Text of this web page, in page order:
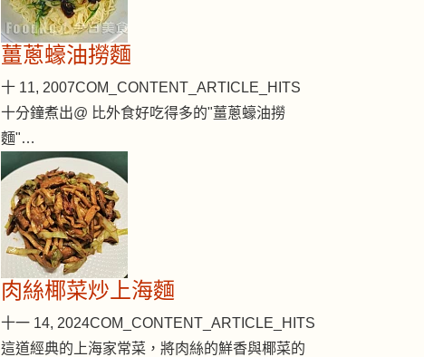
薑蔥蠔油撈麵
十 11, 2007COM_CONTENT_ARTICLE_HITS
十分鐘煮出@ 比外食好吃得多的"薑蔥蠔油撈
麵"…
肉絲椰菜炒上海麵
十一 14, 2024COM_CONTENT_ARTICLE_HITS
這道經典的上海家常菜，將肉絲的鮮香與椰菜的